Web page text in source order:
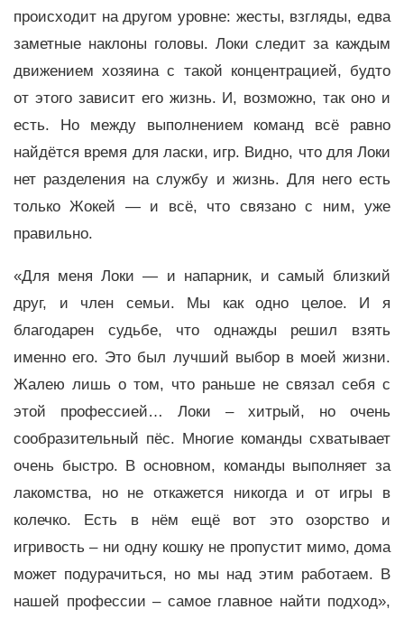
происходит на другом уровне: жесты, взгляды, едва
заметные наклоны головы. Локи следит за каждым
движением хозяина с такой концентрацией, будто
от этого зависит его жизнь. И, возможно, так оно и
есть. Но между выполнением команд всё равно
найдётся время для ласки, игр. Видно, что для Локи
нет разделения на службу и жизнь. Для него есть
только Жокей — и всё, что связано с ним, уже
правильно.
«Для меня Локи — и напарник, и самый близкий
друг, и член семьи. Мы как одно целое. И я
благодарен судьбе, что однажды решил взять
именно его. Это был лучший выбор в моей жизни.
Жалею лишь о том, что раньше не связал себя с
этой профессией… Локи – хитрый, но очень
сообразительный пёс. Многие команды схватывает
очень быстро. В основном, команды выполняет за
лакомства, но не откажется никогда и от игры в
колечко. Есть в нём ещё вот это озорство и
игривость – ни одну кошку не пропустит мимо, дома
может подурачиться, но мы над этим работаем. В
нашей профессии – самое главное найти подход»,